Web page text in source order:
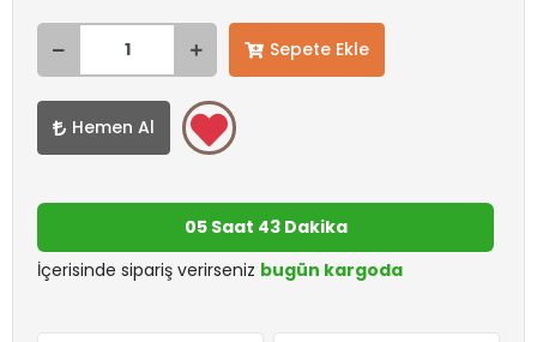
Sepete Ekle
Hemen Al
05 Saat 43 Dakika
İçerisinde sipariş verirseniz bugün kargoda